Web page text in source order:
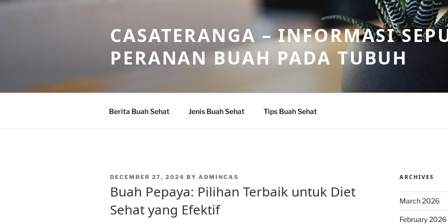
Skip
CASATERANGA – INFORMASI
PERANAN BUAH PADA TUBUH
Berita Buah Sehat Jenis Buah Sehat Tips Buah Sehat
POSTED
DECEMBER 27, 2024 BY ADMINCAS
Buah Pepaya: Pilihan Terbaik untuk Diet
Sehat yang Efektif
ARCHIVES
March 2026
February 2026